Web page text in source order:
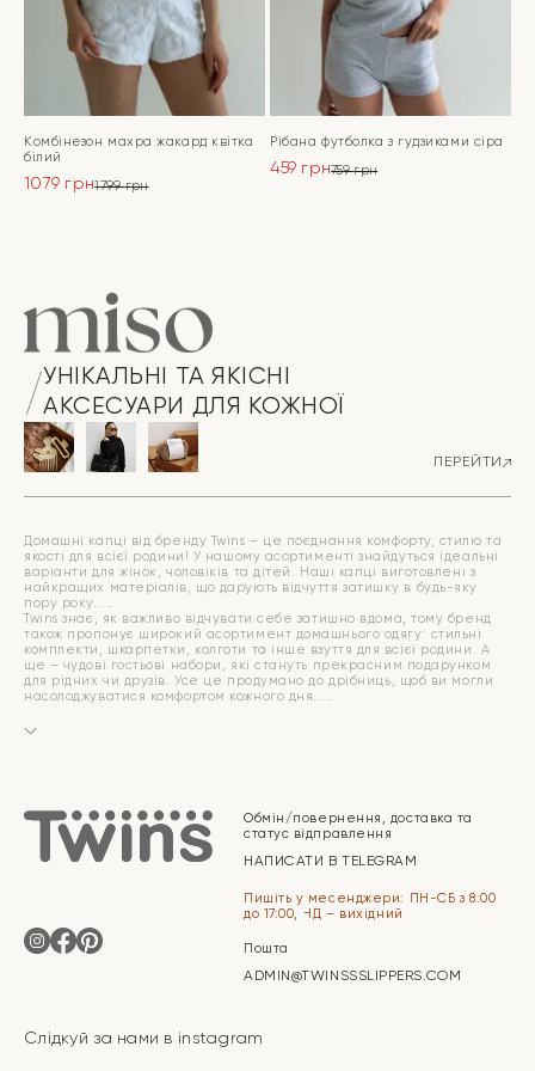
Комбінезон махра жакард квітка
білий
1799грн
1079 грн
Рібана футболка з гудзиками сіра
759грн
459 грн
УНІКАЛЬНІ ТА ЯКІСНІ
АКСЕСУАРИ ДЛЯ КОЖНОЇ
ПЕРЕЙТИ
Домашні капці від бренду Twins – це поєднання комфорту, стилю та
якості для всієї родини! У нашому асортименті знайдуться ідеальні
варіанти для жінок, чоловіків та дітей. Наші капці виготовлені з
найкращих матеріалів, що дарують відчуття затишку в будь-яку
пору року.
Twins знає, як важливо відчувати себе затишно вдома, тому бренд
також пропонує широкий асортимент домашнього одягу: стильні
комплекти, шкарпетки, колготи та інше взуття для всієї родини. А
ще – чудові гостьові набори, які стануть прекрасним подарунком
для рідних чи друзів. Усе це продумано до дрібниць, щоб ви могли
насолоджуватися комфортом кожного дня.
Обмін/повернення, доставка та
статус відправлення
НАПИСАТИ В TELEGRAM
Пишіть у месенджери: ПН-СБ з 8:00
до 17:00, НД – вихідний
Пошта
ADMIN@TWINSSSLIPPERS.COM
Слідкуй за нами в instagram